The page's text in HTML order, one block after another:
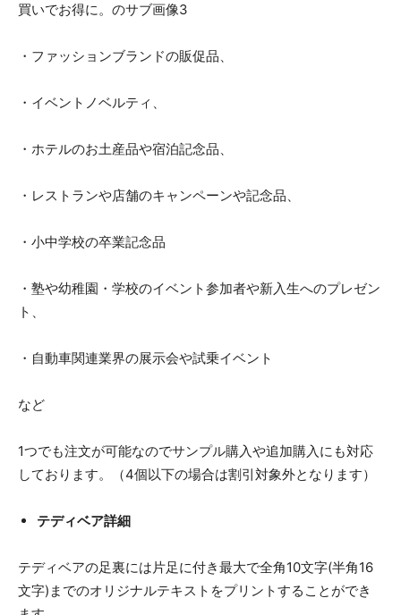
・ファッションブランドの販促品、
・イベントノベルティ、
・ホテルのお土産品や宿泊記念品、
・レストランや店舗のキャンペーンや記念品、
・小中学校の卒業記念品
・塾や幼稚園・学校のイベント参加者や新入生へのプレゼン
ト、
・自動車関連業界の展示会や試乗イベント
など
1つでも注文が可能なのでサンプル購入や追加購入にも対応
しております。（4個以下の場合は割引対象外となります）
テディベア詳細
テディベアの足裏には片足に付き最大で全角10文字(半角16
文字)までのオリジナルテキストをプリントすることができ